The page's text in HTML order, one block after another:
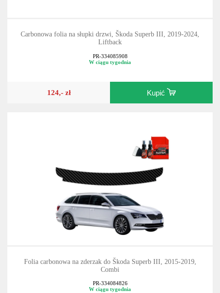
Carbonowa folia na słupki drzwi, Škoda Superb III, 2019-2024,
Liftback
PR-334085908
W ciągu tygodnia
124,- zł Kupić
Folia carbonowa na zderzak do Škoda Superb III, 2015-2019,
Combi
PR-334084826
W ciągu tygodnia